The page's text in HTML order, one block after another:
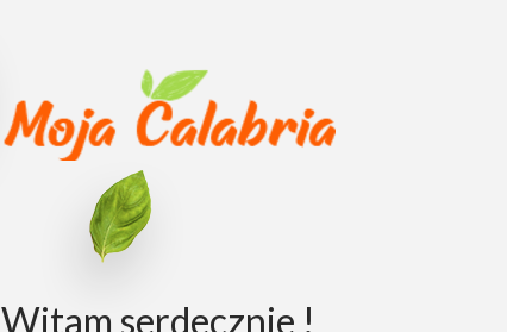
Witam serdecznie !